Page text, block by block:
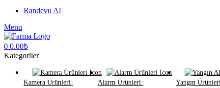
Randevu Al
Menu
0 0.00₺
Kategoriler
Kamera Ürünleri Alarm Ürünleri Yangın